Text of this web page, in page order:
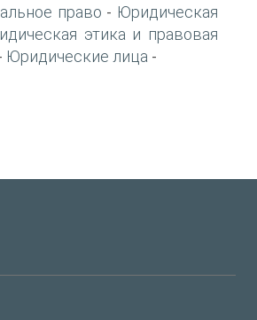
право - Юридическая
этика и правовая
Юридические лица -